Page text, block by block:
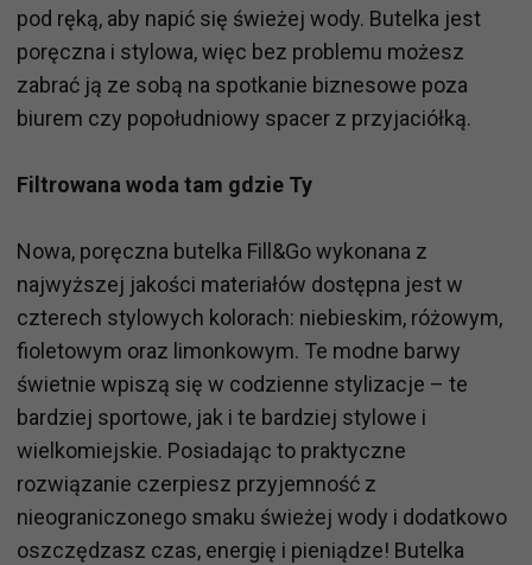
pod ręką, aby napić się świeżej wody. Butelka jest
poręczna i stylowa, więc bez problemu możesz
zabrać ją ze sobą na spotkanie biznesowe poza
biurem czy popołudniowy spacer z przyjaciółką.
Filtrowana woda tam gdzie Ty
Nowa, poręczna butelka Fill&Go wykonana z
najwyższej jakości materiałów dostępna jest w
czterech stylowych kolorach: niebieskim, różowym,
fioletowym oraz limonkowym. Te modne barwy
świetnie wpiszą się w codzienne stylizacje – te
bardziej sportowe, jak i te bardziej stylowe i
wielkomiejskie. Posiadając to praktyczne
rozwiązanie czerpiesz przyjemność z
nieograniczonego smaku świeżej wody i dodatkowo
oszczędzasz czas, energię i pieniądze! Butelka